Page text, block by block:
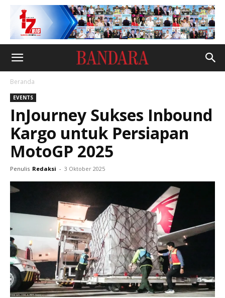
Beranda
EVENTS
InJourney Sukses Inbound
Kargo untuk Persiapan
MotoGP 2025
Penulis Redaksi - 3 Oktober 2025